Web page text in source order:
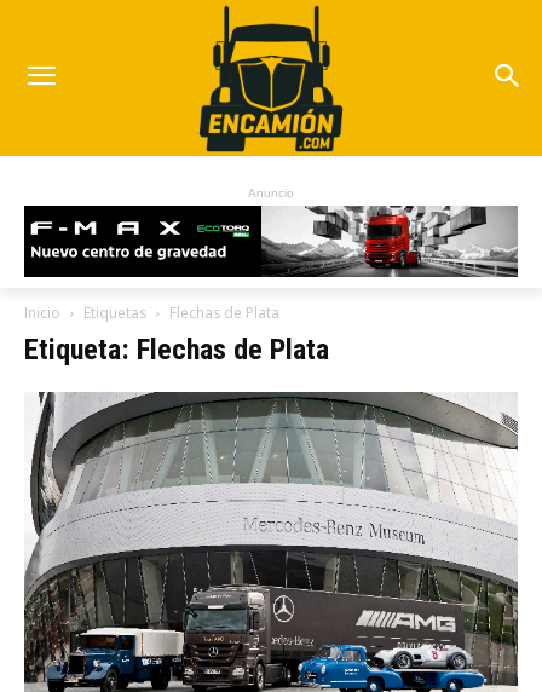
Anuncio
Inicio Etiquetas Flechas de Plata
Etiqueta: Flechas de Plata